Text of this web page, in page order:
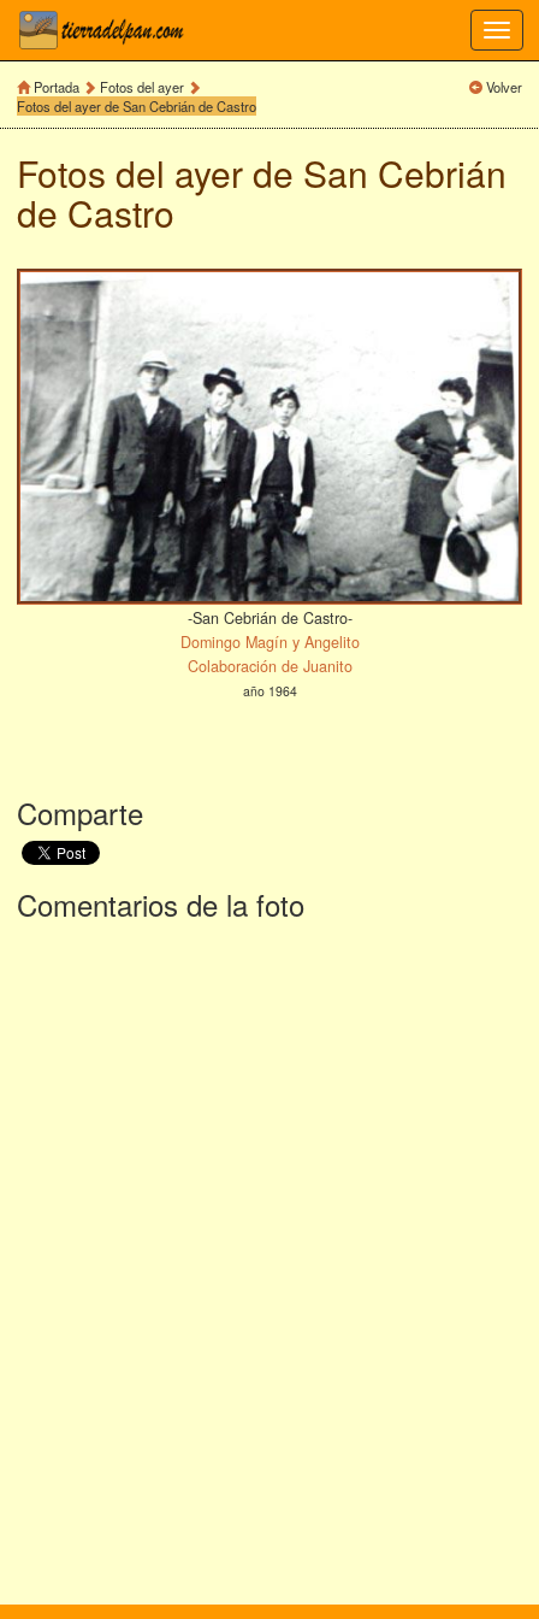
Portada
Fotos del ayer
Fotos del ayer de San Cebrián de Castro
Volver
Fotos del ayer de San Cebrián
de Castro
-San Cebrián de Castro-
Domingo Magín y Angelito
Colaboración de Juanito
año 1964
Comparte
Comentarios de la foto